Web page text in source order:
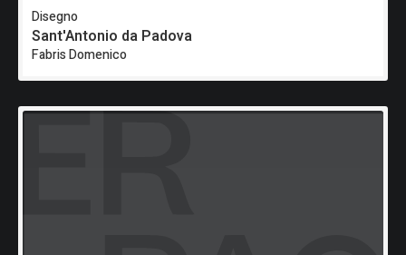
Disegno
Sant'Antonio da Padova
Fabris Domenico